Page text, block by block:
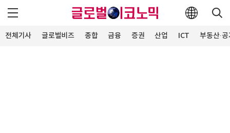
전체기사 글로벌비즈 종합 금융 증권 산업 ICT 부동산·